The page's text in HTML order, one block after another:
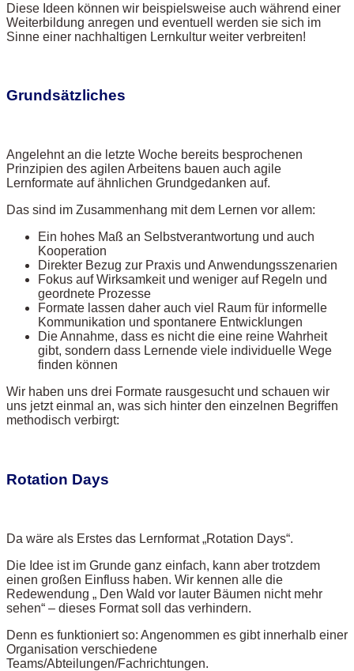
Diese Ideen können wir beispielsweise auch während einer
Weiterbildung anregen und eventuell werden sie sich im
Sinne einer nachhaltigen Lernkultur weiter verbreiten!
Grundsätzliches
Angelehnt an die letzte Woche bereits besprochenen
Prinzipien des agilen Arbeitens bauen auch agile
Lernformate auf ähnlichen Grundgedanken auf.
Das sind im Zusammenhang mit dem Lernen vor allem:
Ein hohes Maß an Selbstverantwortung und auch
Kooperation
Direkter Bezug zur Praxis und Anwendungsszenarien
Fokus auf Wirksamkeit und weniger auf Regeln und
geordnete Prozesse
Formate lassen daher auch viel Raum für informelle
Kommunikation und spontanere Entwicklungen
Die Annahme, dass es nicht die eine reine Wahrheit
gibt, sondern dass Lernende viele individuelle Wege
finden können
Wir haben uns drei Formate rausgesucht und schauen wir
uns jetzt einmal an, was sich hinter den einzelnen Begriffen
methodisch verbirgt:
Rotation Days
Da wäre als Erstes das Lernformat „Rotation Days“.
Die Idee ist im Grunde ganz einfach, kann aber trotzdem
einen großen Einfluss haben. Wir kennen alle die
Redewendung „ Den Wald vor lauter Bäumen nicht mehr
sehen“ – dieses Format soll das verhindern.
Denn es funktioniert so: Angenommen es gibt innerhalb einer
Organisation verschiedene
Teams/Abteilungen/Fachrichtungen.